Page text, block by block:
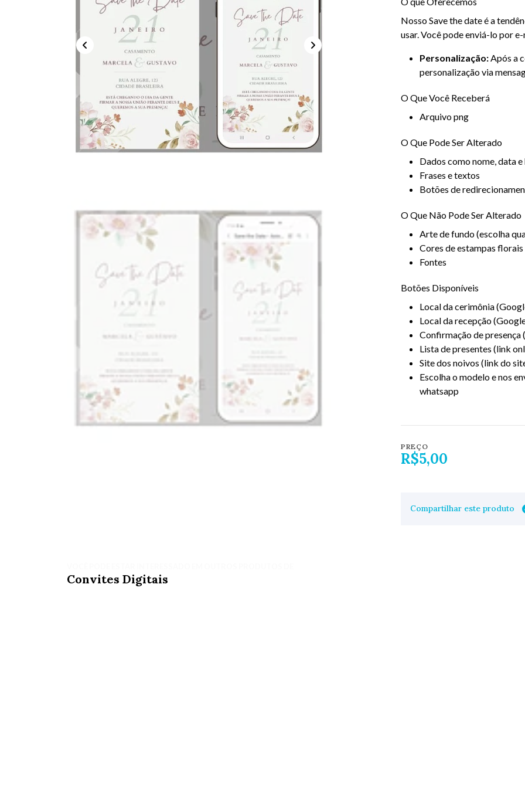
Nosso Save the date é a
usar. Você pode enviá-lo por
Personalização:Após a
personalização via
O Que Você Receberá
Arquivo png
O Que Pode Ser Alterado
Dados como nome, data
Frases e textos
Botões de
O Que Não Pode Ser Alterado
Arte de fundo (escolha
Cores de estampas florais
Fontes
Botões Disponíveis
Local da cerimônia
Local da recepção
Confirmação de
Lista de presentes (link
Site dos noivos (link do
Escolha o modelo e nos
whatsapp
PREÇO
R$5,00
Compartilhar este produto
Convites Digitais